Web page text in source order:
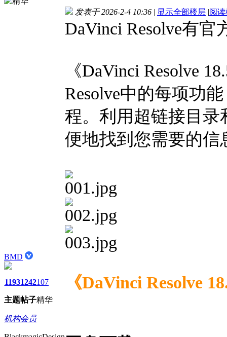
BMD
1193
主题
1242
帖子
107
精华
机构会员
发表于 2026-2-4 10:36 | 显示全部楼层 |阅
DaVinci Resolve有
《DaVinci Resolve
Resolve中的每项功
程。利用超链接目录
便地找到您需要的
《DaVinci Resolve